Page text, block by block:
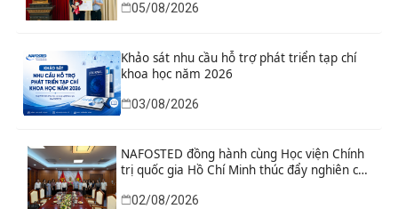
nhân có thành tích xuất sắc
05/08/2026
Khảo sát nhu cầu hỗ trợ phát triển tạp chí
khoa học năm 2026
03/08/2026
NAFOSTED đồng hành cùng Học viện Chính
trị quốc gia Hồ Chí Minh thúc đẩy nghiên cứu
02/08/2026